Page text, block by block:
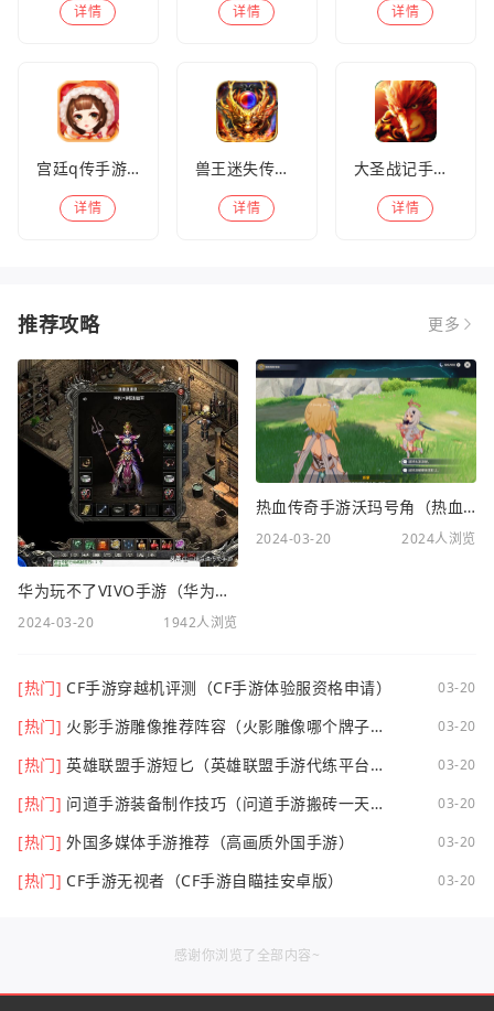
详情 详情 详情
宫廷q传手游百度版
详情
兽王迷失传奇高爆版
详情
大圣战记手游官方版
详情
推荐攻略 更多
华为玩不了VIVO手游（华为玩不了VIVO手游怎么办）
2024-03-20 1942人浏览
热血传奇手游沃玛号角（热血传奇沃玛装备隐藏属性）
2024-03-20 2024人浏览
[热门] CF手游穿越机评测（CF手游体验服资格申请） 03-20
[热门] 火影手游雕像推荐阵容（火影雕像哪个牌子
03-20
[热门] 英雄联盟手游短匕（英雄联盟手游代练平台哪
03-20
[热门] 问道手游装备制作技巧（问道手游搬砖一天可
03-20
[热门] 外国多媒体手游推荐（高画质外国手游） 03-20
[热门] CF手游无视者（CF手游自瞄挂安卓版） 03-20
感谢你浏览了全部内容~